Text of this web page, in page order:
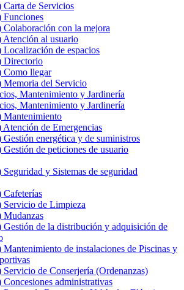
Carta de Servicios
Funciones
Colaboración con la mejora
Atención al usuario
Localización de espacios
Directorio
Como llegar
Memoria del Servicio
Mantenimiento y Jardinería
Mantenimiento y Jardinería
Mantenimiento
Atención de Emergencias
Gestión energética y de suministros
Gestión de peticiones de usuario
Seguridad y Sistemas de seguridad
Cafeterías
Servicio de Limpieza
Mudanzas
Gestión de la distribución y adquisición de
Mantenimiento de instalaciones de Piscinas y
Servicio de Conserjería (Ordenanzas)
Concesiones administrativas